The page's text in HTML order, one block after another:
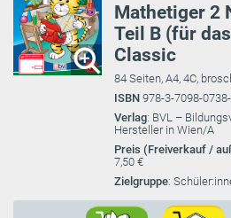
Mathetiger 2
Teil B (für
Classic
84 Seiten, A4, 4C,
ISBN 978-3-7098-
Verlag: BVL –
Hersteller in Wien/A
Preis (Freiverkauf /
7,50 €
Zielgruppe: